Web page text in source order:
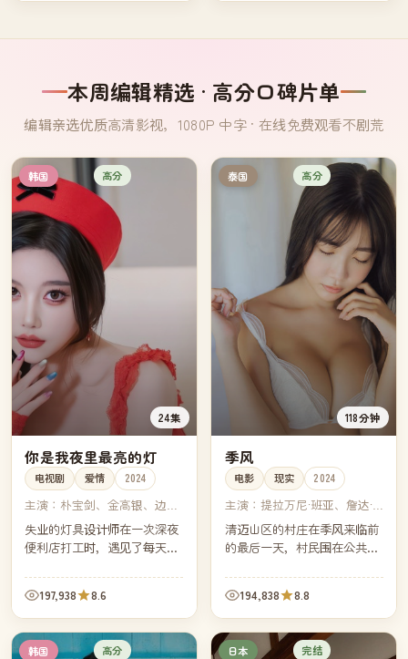
本周编辑精选 · 高分口碑片单
编辑亲选优质高清影视，1080P 中字 · 在线免费观看不剧荒
韩国 高分
24集
你是我夜里最亮的灯
电视剧 爱情 2024
主演： 朴宝剑、金高银、边佑
锡、朴恩斌
失业的灯具设计师在一次深夜
便利店打工时，遇见了每天凌
孩。两个孤独的人在城市最安
静的时段彼此照亮，谱出一段
不被人看见却光亮温柔的爱
情。
197,938 8.6
泰国 高分
118分钟
季风
电影 现实 2024
主演： 提拉万尼·班亚、詹达·
拉马卡、苏蕊娃·苏拉缇、阿南
达·艾华灵汉
清迈山区的村庄在季风来临前
的最后一天，村民围在公共厨
丰盛晚餐。这一晚以后，他们
将各自被山路与雨季隔开半
年。
194,838 8.8
韩国 高分 日本 完结